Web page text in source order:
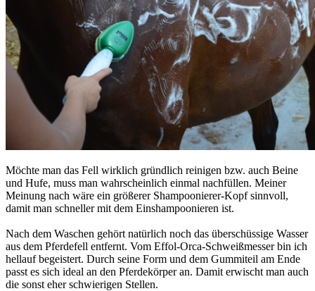
Möchte man das Fell wirklich gründlich reinigen bzw. auch Beine
und Hufe, muss man wahrscheinlich einmal nachfüllen. Meiner
Meinung nach wäre ein größerer Shampoonierer-Kopf sinnvoll,
damit man schneller mit dem Einshampoonieren ist.
Nach dem Waschen gehört natürlich noch das überschüssige Wasser
aus dem Pferdefell entfernt. Vom Effol-Orca-Schweißmesser bin ich
hellauf begeistert. Durch seine Form und dem Gummiteil am Ende
passt es sich ideal an den Pferdekörper an. Damit erwischt man auch
die sonst eher schwierigen Stellen.